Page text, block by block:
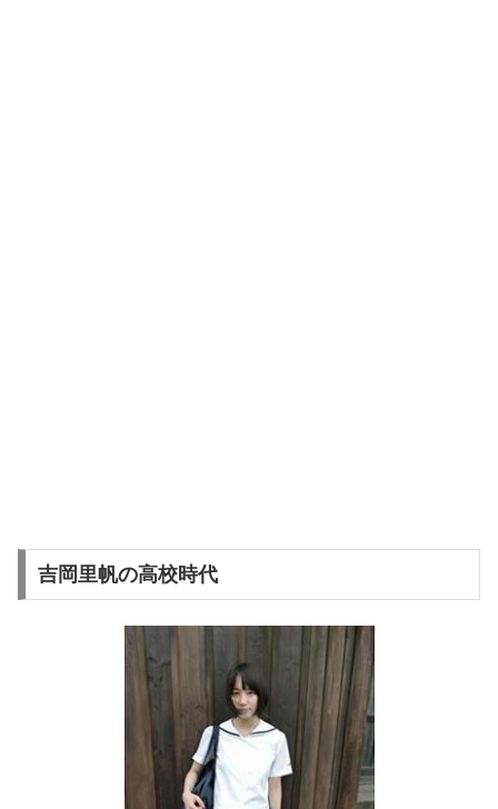
吉岡里帆の高校時代